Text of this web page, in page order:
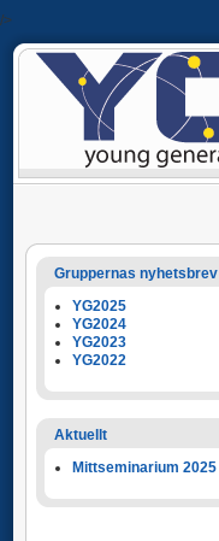
/>
Gruppernas nyhetsbrev
YG2025
YG2024
YG2023
YG2022
Aktuellt
Mittseminarium 2025